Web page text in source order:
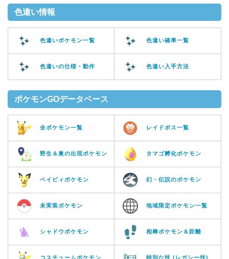
色違い情報
色違いポケモン一覧 色違い確率一覧
色違いの仕様・動作 色違い入手方法
ポケモンGOデータベース
全ポケモン一覧 レイドボス一覧
野生＆巣の出現ポケモン タマゴ孵化ポケモン
ベイビィポケモン 幻・伝説のポケモン
未実装ポケモン 地域限定ポケモン一覧
シャドウポケモン 相棒ポケモン＆距離
コスチュームポケモン 特別な技 (レガシー技)